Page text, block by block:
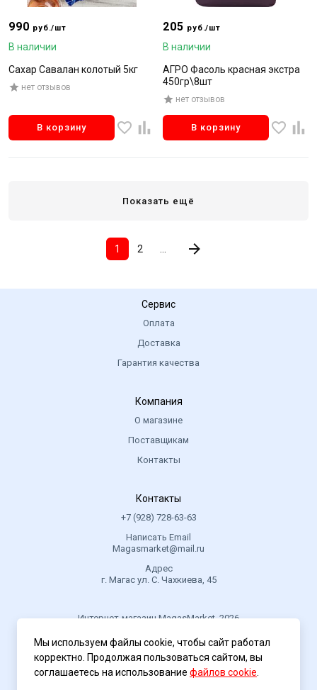
990 руб./шт
В наличии
Сахар Савалан колотый 5кг
нет отзывов
В корзину
205 руб./шт
В наличии
АГРО Фасоль красная экстра
450гр\8шт
нет отзывов
В корзину
Показать ещё
1 2
Сервис
Оплата
Доставка
Гарантия качества
Компания
О магазине
Поставщикам
Контакты
Контакты
+7 (928) 728-63-63
Написать Email
Magasmarket@mail.ru
Адрес
г. Магас ул. С. Чахкиева, 45
Интернет-магазин MagasMarket, 2026
Политика конфиденциальности
Мы используем файлы cookie, чтобы сайт работал
корректно. Продолжая пользоваться сайтом, вы
соглашаетесь на использование файлов cookie